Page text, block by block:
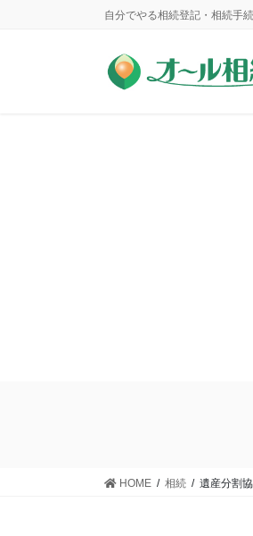
自分でやる相続登記・相続手
HOME 相続 遺産分割